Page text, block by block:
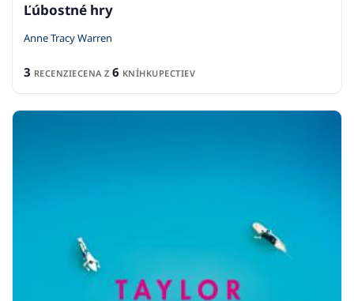
Ľúbostné hry
Anne Tracy Warren
3 RECENZIECENA Z 6 KNÍHKUPECTIEV